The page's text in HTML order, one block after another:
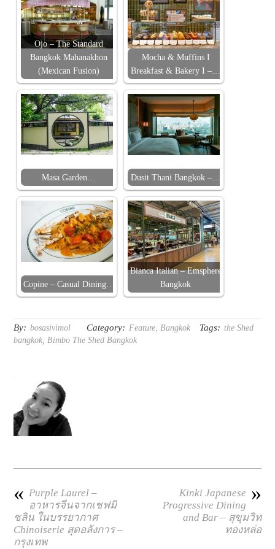
Ojo – The Standard
Bangkok Mahanakhon
(Mexican Fusion)
Mocha & Muffins I
Breakfast & Bakery I –…
Masa Garden… Dusit Thani Bangkok –…
Copine – Casual Dining…
Bianca Italian – Emsphere
Bangkok
By: bosasivimol Category: Feature,Bangkok Tags: the Shed
bangkok,Bimbo The Shed Bangkok
« Purple Laurel –
อาหารจีนจากเชฟมิ
ชลิน ในบรรยากาศ
Chinoiserie สุดอลังการ –
กรุงเทพ
»
Kinki Japanese
Progressive Dining
and Bar – สุขุมวิท
ทองหล่อ